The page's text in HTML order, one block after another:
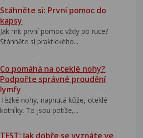
Stáhněte si: První pomoc do
kapsy
Jak mít první pomoc vždy po ruce?
Stáhněte si praktického...
Co pomáhá na oteklé nohy?
Podpořte správné proudění
lymfy
Těžké nohy, napnutá kůže, oteklé
kotníky. To jsou potíže,...
TEST: Jak dobře se vyznáte ve